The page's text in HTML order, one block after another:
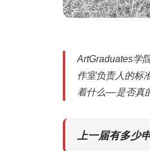
ArtGraduates学
作室负责人的标
着什么––是否真
上一届有多少